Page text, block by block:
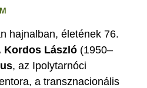
hajnalban, életének 76.
Kordos László (1950–
, az Ipolytarnóci
a transznacionális